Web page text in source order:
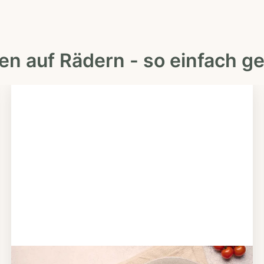
auf Rädern - so einfach